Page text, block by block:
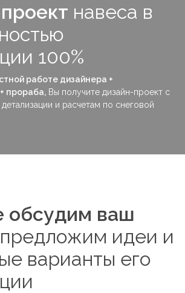
навеса в
100%
работе дизайнера +
прораба, Вы получите дизайн-проект с
и расчетам по снеговой
обсудим ваш
предложим идеи и
варианты его